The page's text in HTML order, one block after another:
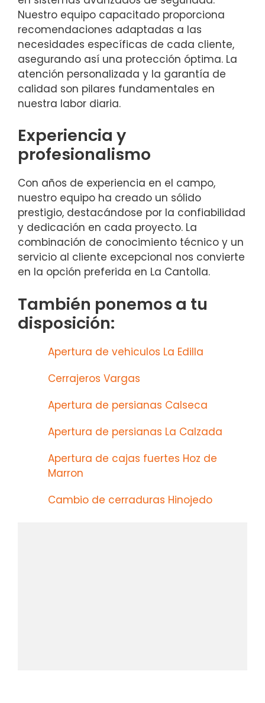
Nuestro equipo capacitado proporciona
recomendaciones adaptadas a las
necesidades específicas de cada cliente,
asegurando así una protección óptima. La
atención personalizada y la garantía de
calidad son pilares fundamentales en
nuestra labor diaria.
Experiencia y
profesionalismo
Con años de experiencia en el campo,
nuestro equipo ha creado un sólido
prestigio, destacándose por la confiabilidad
y dedicación en cada proyecto. La
combinación de conocimiento técnico y un
servicio al cliente excepcional nos convierte
en la opción preferida en La Cantolla.
También ponemos a tu
disposición:
Apertura de vehiculos La Edilla
Cerrajeros Vargas
Apertura de persianas Calseca
Apertura de persianas La Calzada
Apertura de cajas fuertes Hoz de
Marron
Cambio de cerraduras Hinojedo